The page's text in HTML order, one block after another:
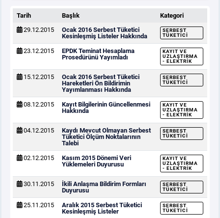
Tarih Başlık
Kategori
29.12.2015
Ocak 2016 Serbest Tüketici
Kesinleşmiş Listeler Hakkında
SERBEST
TÜKETICI
23.12.2015
EPDK Teminat Hesaplama
Prosedürünü Yayımladı
KAYIT VE
UZLAŞTIRMA
- ELEKTRIK
15.12.2015
Ocak 2016 Serbest Tüketici
Hareketleri Ön Bildirimin
Yayımlanması Hakkında
SERBEST
TÜKETICI
08.12.2015
Kayıt Bilgilerinin Güncellenmesi
Hakkında
KAYIT VE
UZLAŞTIRMA
- ELEKTRIK
04.12.2015
Kaydı Mevcut Olmayan Serbest
Tüketici Ölçüm Noktalarının
Talebi
SERBEST
TÜKETICI
02.12.2015
Kasım 2015 Dönemi Veri
Yüklemeleri Duyurusu
KAYIT VE
UZLAŞTIRMA
- ELEKTRIK
30.11.2015
İkili Anlaşma Bildirim Formları
Duyurusu
SERBEST
TÜKETICI
25.11.2015
Aralık 2015 Serbest Tüketici
Kesinleşmiş Listeler
SERBEST
TÜKETICI